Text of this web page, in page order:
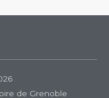
de Grenoble